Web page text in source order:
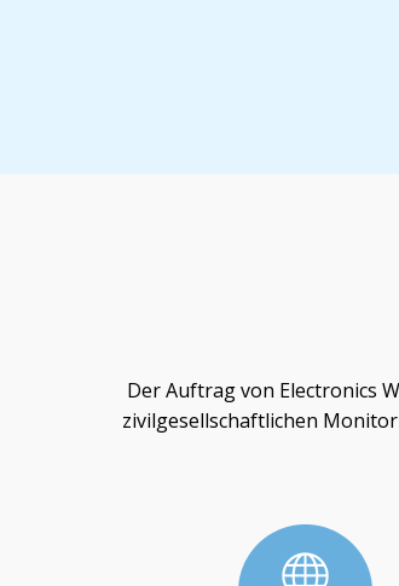
Der Auftrag von Electronics
zivilgesellschaftlichen